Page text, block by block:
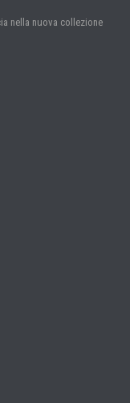
nella nuova collezione